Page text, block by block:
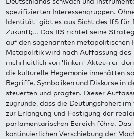
spezifizierten Interessengruppen.
Identität' gibt es aus Sicht des IfS für
Zukunft;... Das IfS richtet seine
auf den sogenannten metapolitischen
Metapolitik wird nach Auffassung
mehrheitlich von 'linken' Akteu-ren
die kulturelle Hegemonie innehätten
Begriffe, Symboliken und Diskurse in
steuerten und prägten. Dieser
zugrunde, dass die Deutungshoheit im
zur Erlangung und Festigung der
parlamentarischen Bereich führe. Das
kontinuierlichen Verschiebung der